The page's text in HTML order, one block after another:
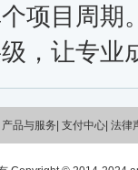
项目周
，让专
| 产品与服务| 支付中心| 法